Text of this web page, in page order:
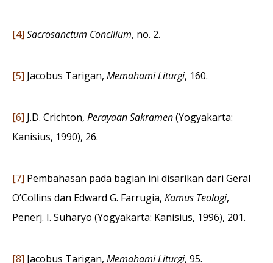
[4] Sacrosanctum Concilium, no. 2.
[5] Jacobus Tarigan, Memahami Liturgi, 160.
[6] J.D. Crichton, Perayaan Sakramen(Yogyakarta:
Kanisius, 1990), 26.
[7] Pembahasan pada bagian ini disarikan dari Geral
O’Collins dan Edward G. Farrugia, Kamus Teologi,
Penerj. I. Suharyo (Yogyakarta: Kanisius, 1996), 201.
[8] Jacobus Tarigan, Memahami Liturgi, 95.